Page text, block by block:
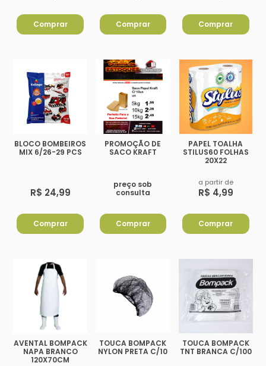
Comprar Comprar Comprar
BLOCO BOMBEIROS
MIX 6/26-29 PCS
R$ 24,99
Comprar
PROMOÇÃO DE
SACO KRAFT
preço sob
consulta
Comprar
PAPEL TOALHA
STILUS60 FOLHAS
20X22
a partir de
R$ 4,99
Comprar
AVENTAL BOMPACK
NAPA BRANCO
120X70CM
TOUCA BOMPACK
NYLON PRETA C/10
TOUCA BOMPACK
TNT BRANCA C/100